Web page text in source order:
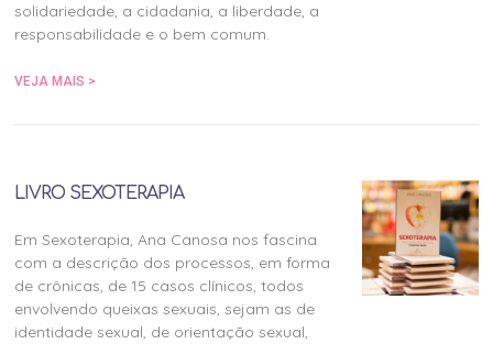
solidariedade, a cidadania, a liberdade, a
responsabilidade e o bem comum.
VEJA MAIS >
LIVRO SEXOTERAPIA
Em Sexoterapia, Ana Canosa nos fascina
com a descrição dos processos, em forma
de crônicas, de 15 casos clínicos, todos
envolvendo queixas sexuais, sejam as de
identidade sexual, de orientação sexual,